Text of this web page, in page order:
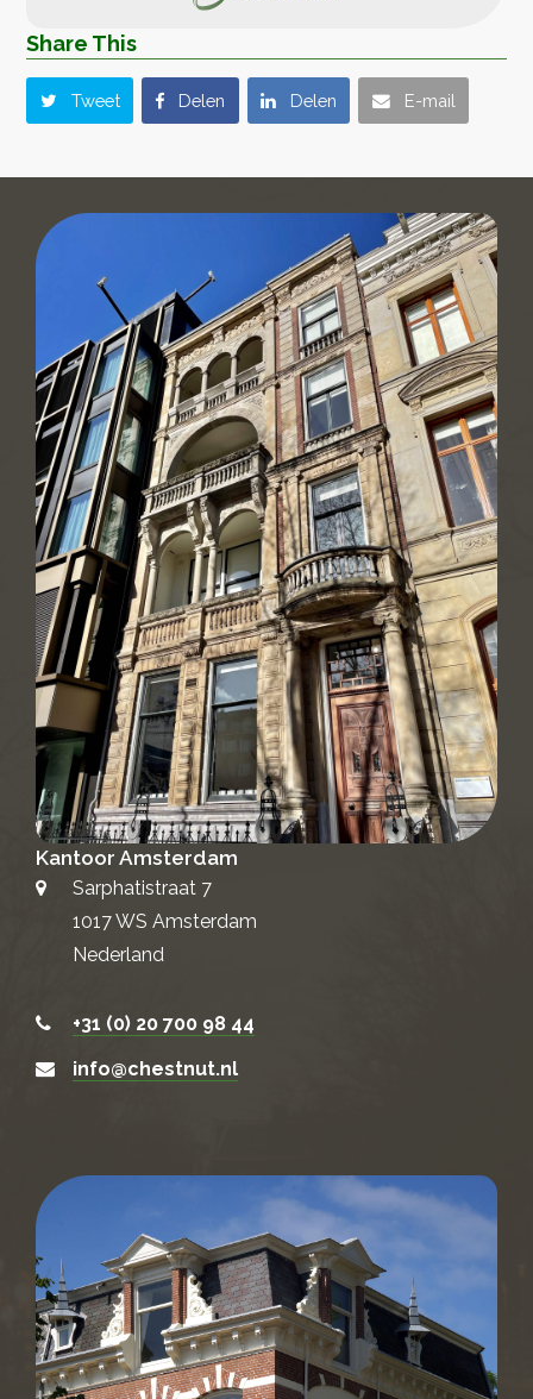
Share This
Tweet Delen Delen E-mail
Kantoor Amsterdam
Sarphatistraat 7
1017 WS Amsterdam
Nederland
+31 (0) 20 700 98 44
info@chestnut.nl